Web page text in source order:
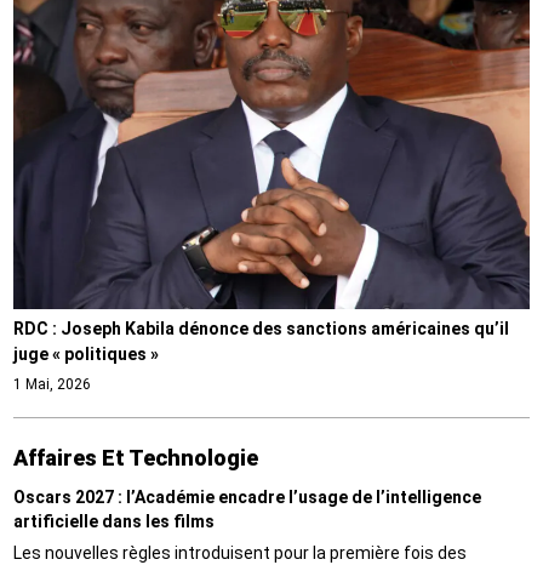
RDC : Joseph Kabila dénonce des sanctions américaines qu’il
juge « politiques »
1 Mai, 2026
Affaires Et Technologie
Oscars 2027 : l’Académie encadre l’usage de l’intelligence
artificielle dans les films
Les nouvelles règles introduisent pour la première fois des